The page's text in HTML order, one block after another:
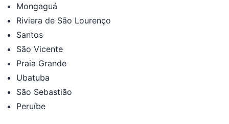
Mongaguá
Riviera de São Lourenço
Santos
São Vicente
Praia Grande
Ubatuba
São Sebastião
Peruíbe